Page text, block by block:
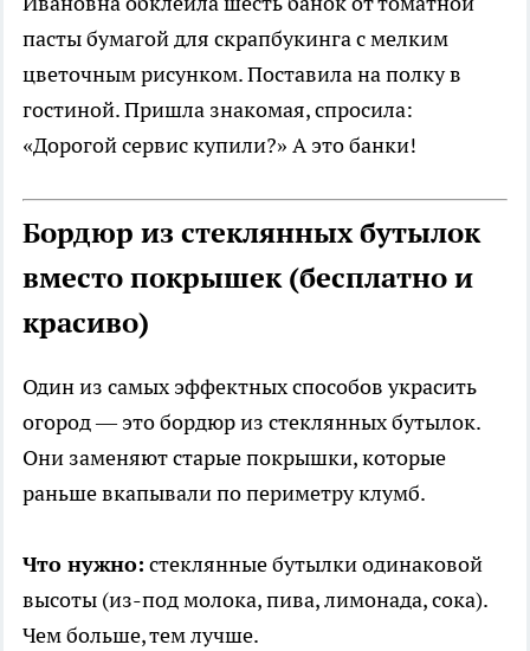
пасты бумагой для скрапбукинга с мелким
цветочным рисунком. Поставила на полку в
гостиной. Пришла знакомая, спросила:
«Дорогой сервис купили?» А это банки!
Бордюр из стеклянных бутылок
вместо покрышек (бесплатно и
красиво)
Один из самых эффектных способов украсить
огород — это бордюр из стеклянных бутылок.
Они заменяют старые покрышки, которые
раньше вкапывали по периметру клумб.
Что нужно: стеклянные бутылки одинаковой
высоты (из-под молока, пива, лимонада, сока).
Чем больше, тем лучше.